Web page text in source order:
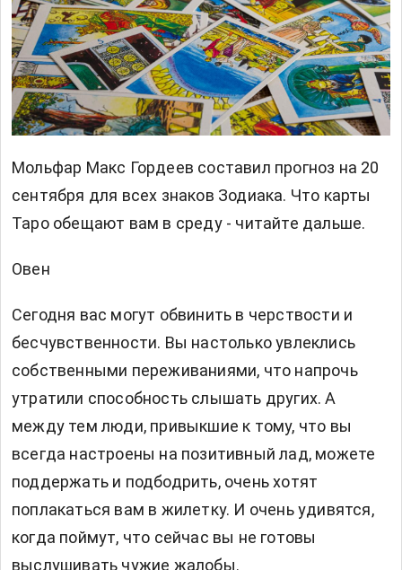
Мольфар Макс Гордеев составил прогноз на 20
сентября для всех знаков Зодиака. Что карты
Таро обещают вам в среду - читайте дальше.
Овен
Сегодня вас могут обвинить в черствости и
бесчувственности. Вы настолько увлеклись
собственными переживаниями, что напрочь
утратили способность слышать других. А
между тем люди, привыкшие к тому, что вы
всегда настроены на позитивный лад, можете
поддержать и подбодрить, очень хотят
поплакаться вам в жилетку. И очень удивятся,
когда поймут, что сейчас вы не готовы
выслушивать чужие жалобы.